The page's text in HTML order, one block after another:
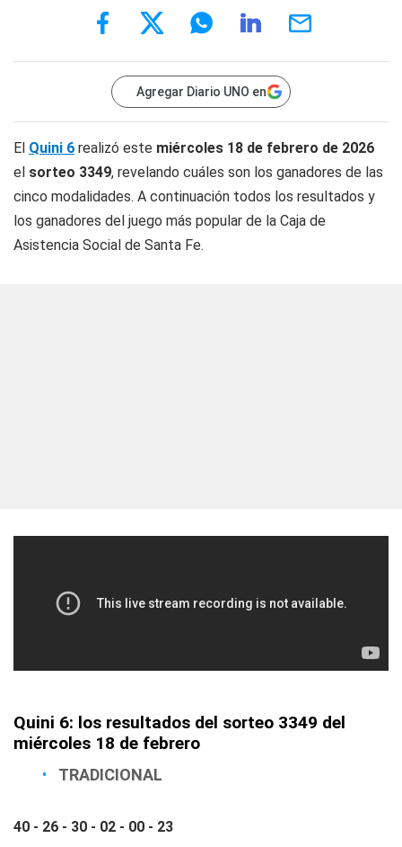
Agregar Diario UNO en
El Quini 6 realizó este miércoles 18 de febrero de 2026
el sorteo 3349, revelando cuáles son los ganadores de las
cinco modalidades. A continuación todos los resultados y
los ganadores del juego más popular de la Caja de
Asistencia Social de Santa Fe.
Quini 6: los resultados del sorteo 3349 del
miércoles 18 de febrero
TRADICIONAL
40 - 26 - 30 - 02 - 00 - 23